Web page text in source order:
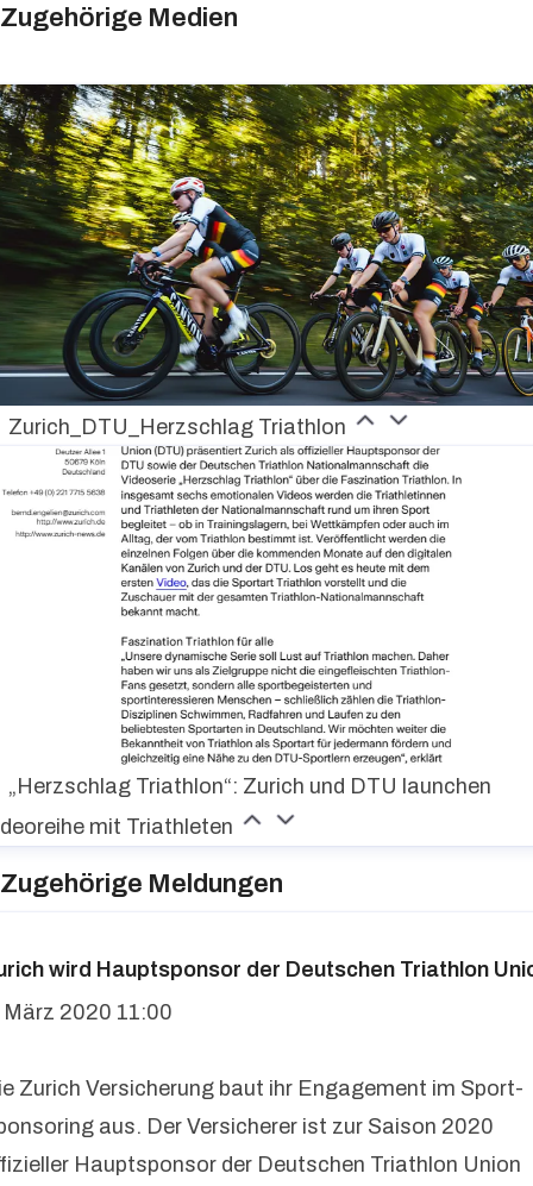
Zugehörige Medien
Zurich_DTU_Herzschlag Triathlon
„Herzschlag Triathlon“: Zurich und DTU launchen
mit Triathleten
Zugehörige Meldungen
wird Hauptsponsor der Deutschen Triathlon
März 2020 11:00
Zurich Versicherung baut ihr Engagement im Sport-
aus. Der Versicherer ist zur Saison 2020
Hauptsponsor der Deutschen Triathlon Union